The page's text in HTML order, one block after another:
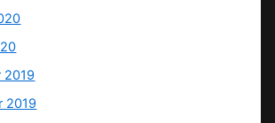
2019
2019